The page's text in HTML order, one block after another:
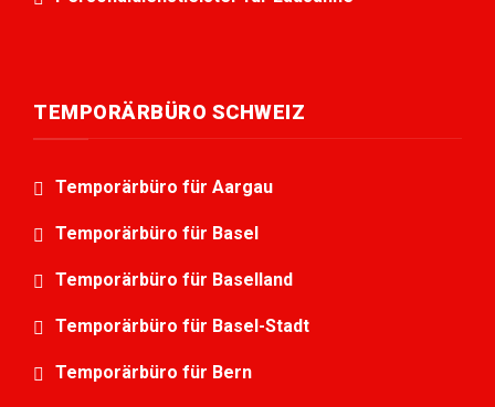
TEMPORÄRBÜRO SCHWEIZ
Temporärbüro für Aargau
Temporärbüro für Basel
Temporärbüro für Baselland
Temporärbüro für Basel-Stadt
Temporärbüro für Bern